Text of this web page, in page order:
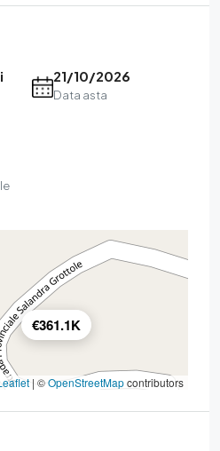
21/10/2026
Data asta
€361.1K
| ©OpenStreetMapcontributors